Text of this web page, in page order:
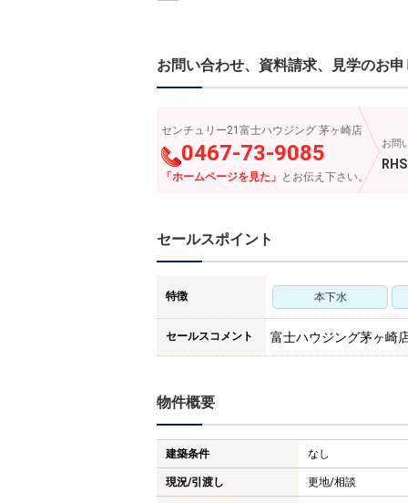
お問い合わせ、資料請求、見学のお
センチュリー21富士ハウジング 茅ヶ崎店
0467-73-9085
「ホームページを見た」 とお伝え下さい。
お問
セールスポイント
特徴 本下水
セールスコメント 富士ハウジング茅ヶ崎
物件概要
建築条件 なし
現況/引渡し 更地/相談